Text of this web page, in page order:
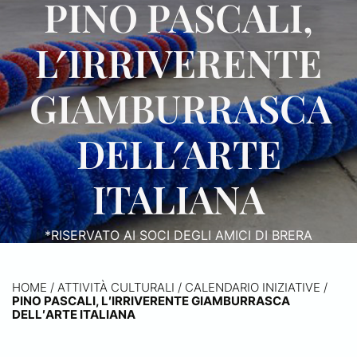
PINO PASCALI,
L′IRRIVERENTE
GIAMBURRASCA
DELL′ARTE
ITALIANA
*RISERVATO AI SOCI DEGLI AMICI DI BRERA
HOME / ATTIVITÀ CULTURALI / CALENDARIO INIZIATIVE /
PINO PASCALI, L′IRRIVERENTE GIAMBURRASCA
DELL′ARTE ITALIANA